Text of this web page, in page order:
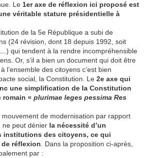
Le 1er axe de réflexion ici proposé est
véritable stature présidentielle à
de la 5e République a subi de
(24 révision, dont 18 depuis 1992, soit
qui tendent à la rendre incompréhensible
Or, s’il a bien un document qui doit être
l’ensemble des citoyens c’est bien
social, la Constitution. Le 2e axe qui
une simplification de la Constitution
romain « plurimae leges pessima Res
mouvement de modernisation par rapport
ne peut dénier la nécessité d’un
institutions des citoyens, ce qui
réflexion . Dans la proposition ci-après,
par :